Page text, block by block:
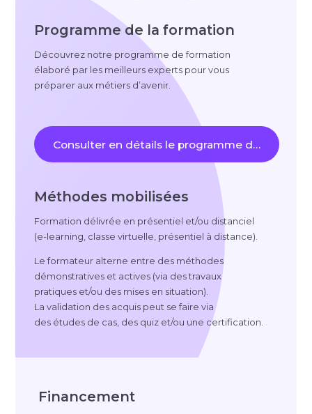
Programme de la formation
Découvrez notre programme de formation
élaboré par les meilleurs experts pour vous
préparer aux métiers d’avenir.
Consulter en détails le programme de la
Méthodes mobilisées
Formation délivrée en présentiel et/ou distanciel
(e-learning , classe virtuelle, présentiel à distance).
Le formateur alterne entre des méthodes
démonstratives et actives (via des travaux
pratiques et/ou des mises en situation).
La validation des acquis peut se faire via
des études de cas, des quiz et/ou une certification.
Financement